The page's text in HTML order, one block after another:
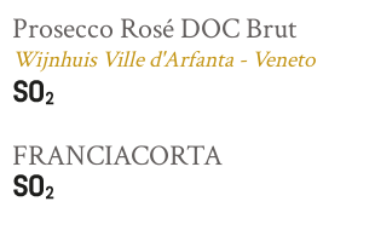
Prosecco Rosé DOC Brut
Wijnhuis Ville d'Arfanta - Veneto
FRANCIACORTA